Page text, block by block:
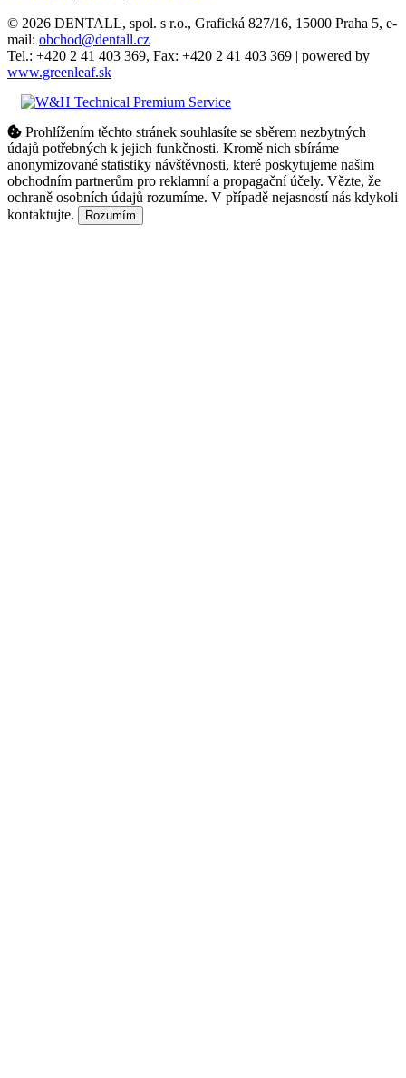
© 2026 DENTALL, spol. s r.o., Grafická 827/16, 15000 Praha 5, e-
mail: obchod@dentall.cz
Tel.: +420 2 41 403 369, Fax: +420 2 41 403 369 | powered by
www.greenleaf.sk
Prohlížením těchto stránek souhlasíte se sběrem nezbytných
údajů potřebných k jejich funkčnosti. Kromě nich sbíráme
anonymizované statistiky návštěvnosti, které poskytujeme našim
obchodním partnerům pro reklamní a propagační účely. Vězte, že
ochraně osobních údajů rozumíme. V případě nejasností nás kdykoli
kontaktujte.
Rozumím